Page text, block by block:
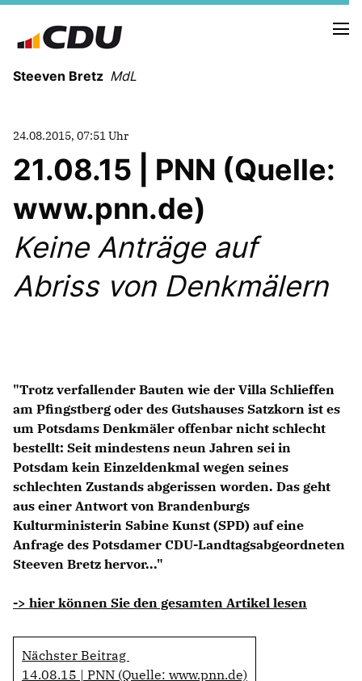
Steeven Bretz MdL
VITA
WAHLKREISBESUCHE
PRESSEFOTOS
MEIN BÜRGERBÜRO
Kleine Anfragen
CDU Deutschland
CDU Fraktion im Brandenburger Landtag
CDU Brandenburg
CDU Potsdam
24.08.2015, 07:51 Uhr
21.08.15 | PNN (Quelle:
www.pnn.de)
Keine Anträge auf
Abriss von Denkmälern
"Trotz verfallender Bauten wie der Villa Schlieffen
am Pfingstberg oder des Gutshauses Satzkorn ist es
um Potsdams Denkmäler offenbar nicht schlecht
bestellt: Seit mindestens neun Jahren sei in
Potsdam kein Einzeldenkmal wegen seines
schlechten Zustands abgerissen worden. Das geht
aus einer Antwort von Brandenburgs
Kulturministerin Sabine Kunst (SPD) auf eine
Anfrage des Potsdamer CDU-Landtagsabgeordneten
Steeven Bretz hervor..."
-> hier können Sie den gesamten Artikel lesen
Nächster Beitrag
14.08.15 | PNN (Quelle: www.pnn.de)